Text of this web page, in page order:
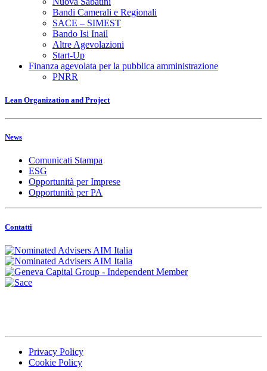
Bandi Camerali e Regionali
SACE – SIMEST
Bando Isi Inail
Altre Agevolazioni
Start-Up
Finanza agevolata per la pubblica amministrazione
PNRR
Lean Organization and Project
News
Comunicati Stampa
ESG
Opportunità per Imprese
Opportunità per PA
Contatti
Privacy Policy
Cookie Policy